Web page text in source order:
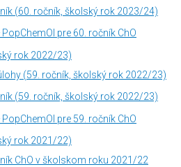
(60. ročník, školský rok 2023/24)
pre 60. ročník ChO
rok 2022/23)
(59. ročník, školský rok 2022/23)
(59. ročník, školský rok 2022/23)
pre 59. ročník ChO
rok 2021/22)
ChO v školskom roku 2021/22